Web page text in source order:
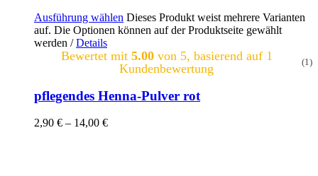
Ausführung wählen Dieses Produkt weist mehrere Varianten
auf. Die Optionen können auf der Produktseite gewählt
werden / Details
Bewertet mit 5.00von 5, basierend auf 1
Kundenbewertung
(1)
pflegendes Henna-Pulver rot
2,90 € – 14,00 €